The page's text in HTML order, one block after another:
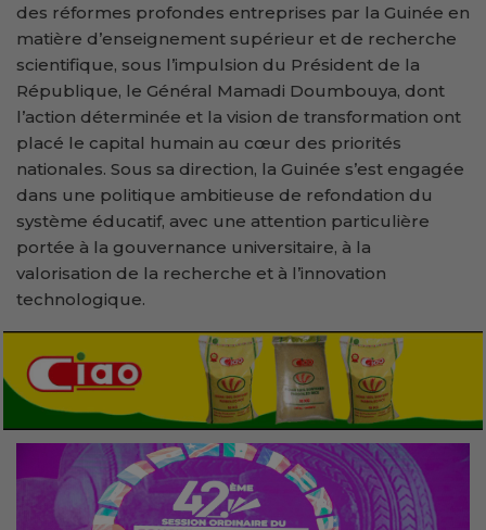
des réformes profondes entreprises par la Guinée en
matière d’enseignement supérieur et de recherche
scientifique, sous l’impulsion du Président de la
République, le Général Mamadi Doumbouya, dont
l’action déterminée et la vision de transformation ont
placé le capital humain au cœur des priorités
nationales. Sous sa direction, la Guinée s’est engagée
dans une politique ambitieuse de refondation du
système éducatif, avec une attention particulière
portée à la gouvernance universitaire, à la
valorisation de la recherche et à l’innovation
technologique.